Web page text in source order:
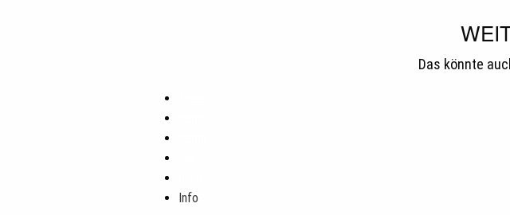
Das könnte
Info